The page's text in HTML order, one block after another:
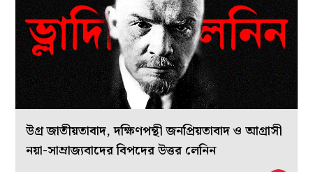
উগ্র জাতীয়তাবাদ, দক্ষিণপন্থী জনপ্রিয়তাবাদ ও আগ্রাসী
নয়া-সাম্রাজ্যবাদের বিপদের উত্তর লেনিন